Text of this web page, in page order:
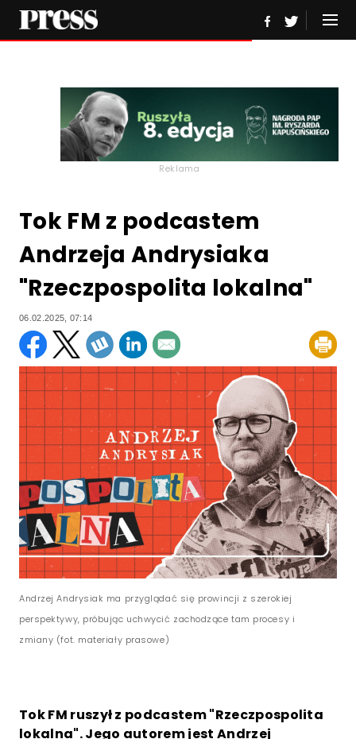
Reklama
Tok FM z podcastem
Andrzeja Andrysiaka
"Rzeczpospolita lokalna"
06.02.2025, 07:14
Andrzej Andrysiak ma przyglądać się prowincji z szerokiej
perspektywy, próbując uchwycić zachodzące tam procesy i
zmiany (fot. materiały prasowe)
Tok FM ruszył z podcastem "Rzeczpospolita
lokalna". Jego autorem jest Andrzej